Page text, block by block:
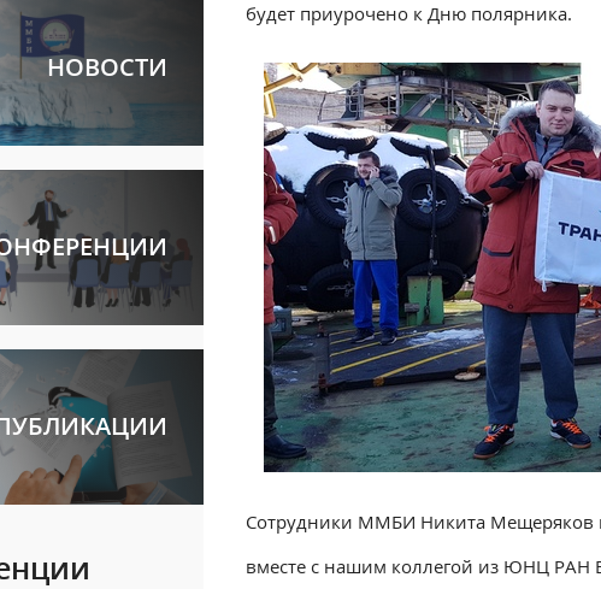
НОВОСТИ
будет приурочено к Дню полярника.
Сотрудники ММБИ Никита Мещеряков
вместе с нашим коллегой из ЮНЦ РАН